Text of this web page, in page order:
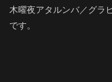
木曜夜アタルンバ／グラ
です。